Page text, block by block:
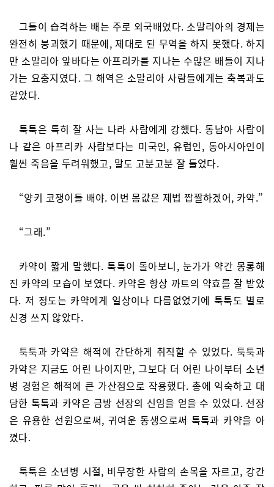
그들이 습격하는 배는 주로 외국배였다. 소말리아의 경제는
완전히 붕괴했기 때문에, 제대로 된 무역을 하지 못했다. 하지
만 소말리아 앞바다는 아프리카를 지나는 수많은 배들이 지나
가는 요충지였다. 그 해역은 소말리아 사람들에게는 축복과도
같았다.
툭툭은 특히 잘 사는 나라 사람에게 강했다. 동남아 사람이
나 같은 아프리카 사람보다는 미국인, 유럽인, 동아시아인이
훨씬 죽음을 두려워했고, 말도 고분고분 잘 들었다.
“양키 코쟁이들 배야. 이번 몸값은 제법 짭짤하겠어, 카약.”
“그래.”
카약이 짧게 말했다. 툭툭이 돌아보니, 눈가가 약간 몽롱해
진 카약의 모습이 보였다. 카약은 항상 까트의 약효를 잘 받았
다. 저 정도는 카약에게 일상이나 다름없었기에 툭툭도 별로
신경 쓰지 않았다.
툭툭과 카약은 해적에 간단하게 취직할 수 있었다. 툭툭과
카약은 지금도 어린 나이지만, 그보다 더 어린 나이부터 소년
병 경험은 해적에 큰 가산점으로 작용했다. 총에 익숙하고 대
담한 툭툭과 카약은 금방 선장의 신임을 얻을 수 있었다. 선장
은 유용한 선원으로써, 귀여운 동생으로써 툭툭과 카약을 아
꼈다.
툭툭은 소년병 시절, 비무장한 사람의 손목을 자르고, 강간